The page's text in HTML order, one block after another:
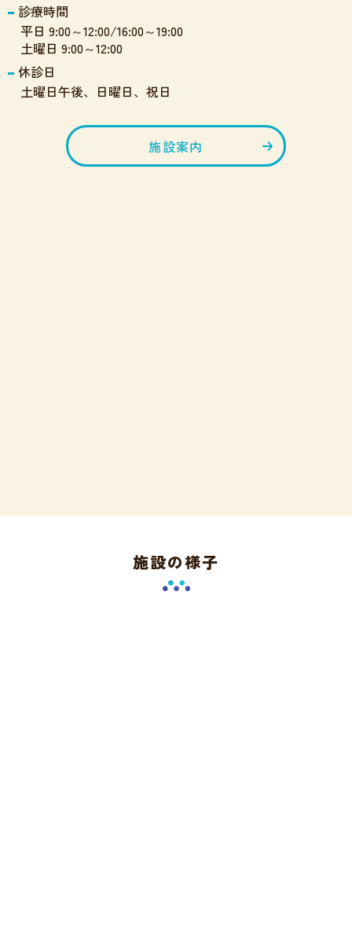
診療時間
平日 9:00～12:00/16:00～19:00
土曜日 9:00～12:00
休診日
土曜日午後、日曜日、祝日
施設案内
施設の様子